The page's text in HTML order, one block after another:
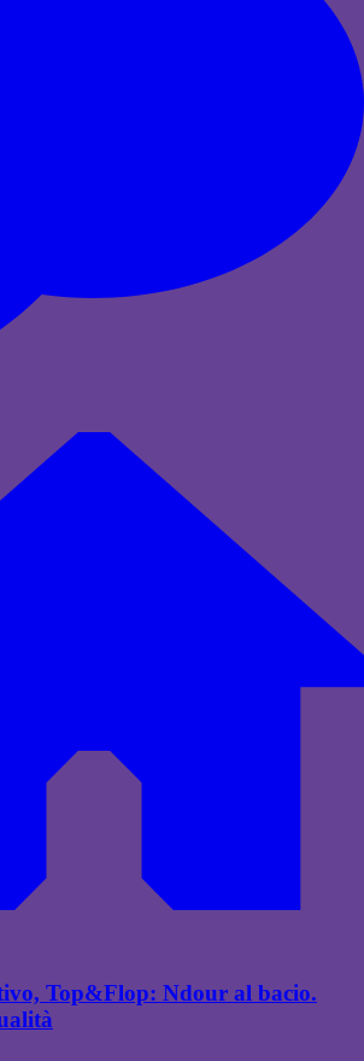
Top&Flop: Ndour al bacio.